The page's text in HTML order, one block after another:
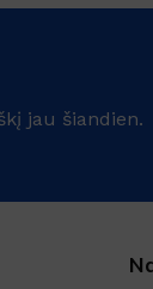
jau šiandien.